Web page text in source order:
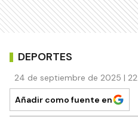
DEPORTES
24 de septiembre de 2025 |
Añadir como fuente en